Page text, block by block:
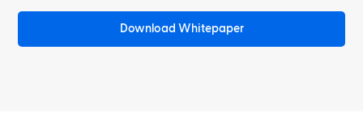
Download Whitepaper